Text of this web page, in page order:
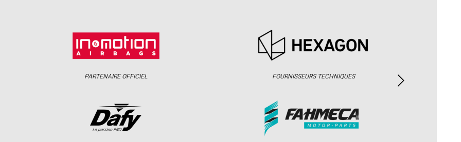
PARTENAIRE OFFICIEL FOURNISSEURS TECHNIQUES